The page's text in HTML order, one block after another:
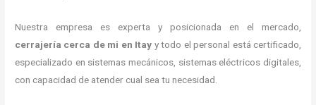
Nuestra empresa es experta y posicionada en el mercado,
cerrajería cerca de mi en Itay y todo el personal está certificado,
especializado en sistemas mecánicos, sistemas eléctricos digitales,
con capacidad de atender cual sea tu necesidad.